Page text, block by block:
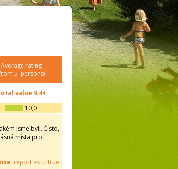
Average rating
5 persons)
value 9,44
10,0
jsme byli. Čisto,
místa pro
report as untrue